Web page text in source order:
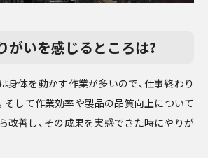
がいを感じるところは?
身体を動かす作業が多いので、仕事終わり
そして作業効率や製品の品質向上について
改善し、その成果を実感できた時にやりが